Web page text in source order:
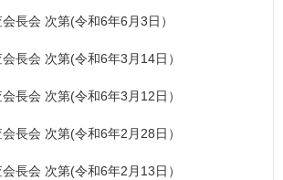
長会 次第(令和6年6月3日）
長会 次第(令和6年3月14日）
長会 次第(令和6年3月12日）
長会 次第(令和6年2月28日）
長会 次第(令和6年2月13日）